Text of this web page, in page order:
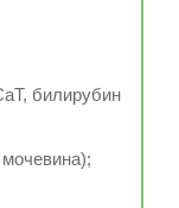
билирубин